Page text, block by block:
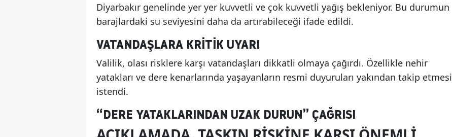
Diyarbakır genelinde yer yer kuvvetli ve çok kuvvetli yağış bekleniyor. Bu durumun
barajlardaki su seviyesini daha da artırabileceği ifade edildi.
VATANDAŞLARA KRITIK UYARI
Valilik, olası risklere karşı vatandaşları dikkatli olmaya çağırdı. Özellikle nehir
yatakları ve dere kenarlarında yaşayanların resmi duyuruları yakından takip etmesi
istendi.
“DERE YATAKLARINDAN UZAK DURUN” ÇAĞRISI